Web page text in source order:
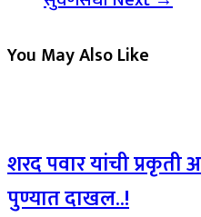
You May Also Like
शरद पवार यांची प्रकृती
पुण्यात दाखल..!